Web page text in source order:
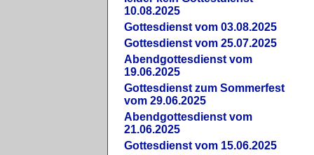
10.08.2025
Gottesdienst vom 03.08.2025
Gottesdienst vom 25.07.2025
Abendgottesdienst vom
19.06.2025
Gottesdienst zum Sommerfest
vom 29.06.2025
Abendgottesdienst vom
21.06.2025
Gottesdienst vom 15.06.2025